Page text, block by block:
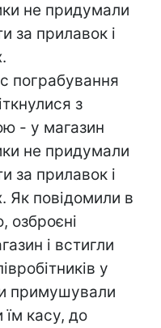
не придумали
за прилавок і
пограбування
з
- у магазин
не придумали
за прилавок і
Як повідомили в
озброєні
і встигли
у
примушували
їм касу, до